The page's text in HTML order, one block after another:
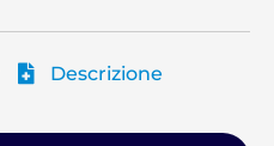
Descrizione